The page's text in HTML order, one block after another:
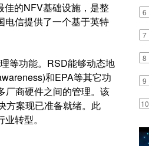
的NFV基础设施，是整
电信提供了一个基于英特
等功能。RSD能够动态地
和EPA等其它功
商硬件之间的管理。该
方案现已准备就绪。此
转型。
6
7
8
9
10